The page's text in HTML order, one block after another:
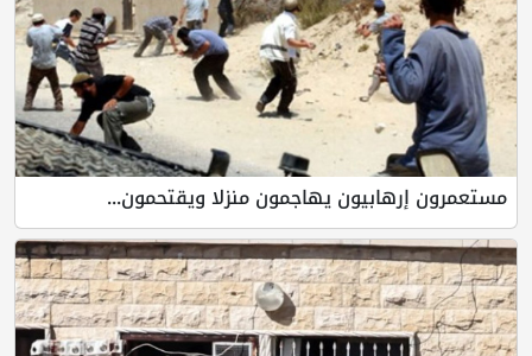
مستعمرون إرهابيون يهاجمون منزلا ويقتحمون...